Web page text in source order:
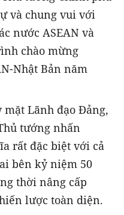
và chung vui với
nước ASEAN và
chào mừng
Nhật Bản năm
Lãnh đạo Đảng,
tướng nhấn
rất đặc biệt với cả
bên kỷ niệm 50
thời nâng cấp
lược toàn diện.